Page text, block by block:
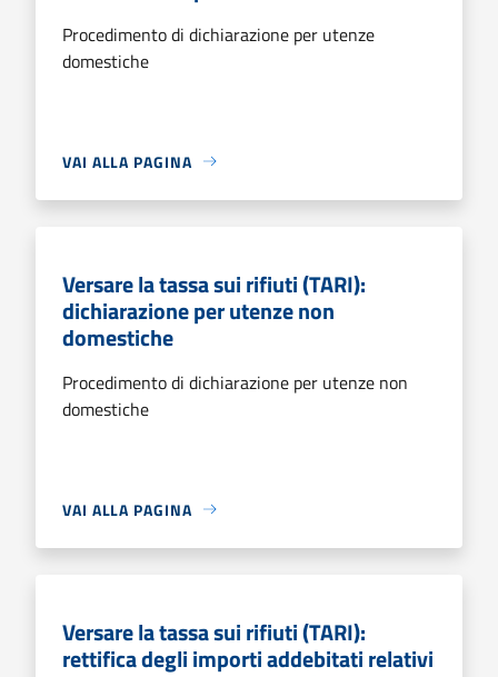
Procedimento di dichiarazione per utenze
domestiche
VAI ALLA PAGINA
Versare la tassa sui rifiuti (TARI):
dichiarazione per utenze non
domestiche
Procedimento di dichiarazione per utenze non
domestiche
VAI ALLA PAGINA
Versare la tassa sui rifiuti (TARI):
rettifica degli importi addebitati relativi